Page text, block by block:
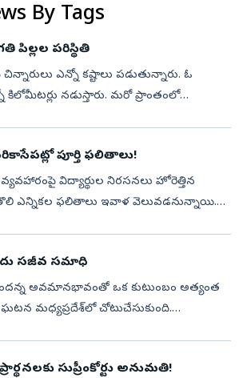
By Tags
పిల్లల పరిస్థితి
ఎన్నో కష్టాలు పడుతున్నారు. ఓ
కిలోమీటర్లు నడుస్తారు. మరో ప్రాంతంలో
పూర్తి ఫలితాలు!
విద్యార్థుల నిరసనలు హోరెత్తిన
ఎన్నికల ఫలితాలు ఇవాళ వెలువడనున్నాయి.
సజీవ సమాధి
అవమానభావంతో ఒక కుటుంబం అత్యంత
ఘటన మధ్యప్రదేశ్‌లో చోటుచేసుకుంది.
సుప్రీంకోర్టు అనుమతి!